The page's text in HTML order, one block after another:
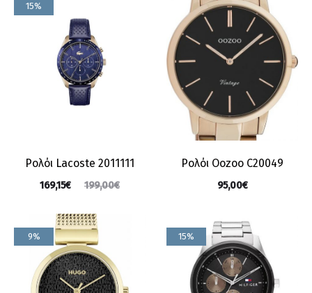
15%
Ρολόι Lacoste 2011111
199,00€
169,15€
Ρολόι Oozoo C20049
95,00€
9% 15%